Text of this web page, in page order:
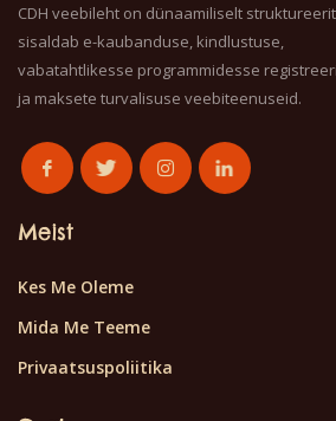
CDH veebileht on dünaamiliselt
sisaldab e-kaubanduse, kindlustuse,
vabatahtlikesse programmidesse
ja maksete turvalisuse veebiteenuseid.
Meist
Kes Me Oleme
Mida Me Teeme
Privaatsuspoliitika